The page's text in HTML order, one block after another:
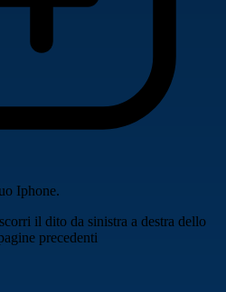
Iphone.
il dito da sinistra a destra dello
precedenti